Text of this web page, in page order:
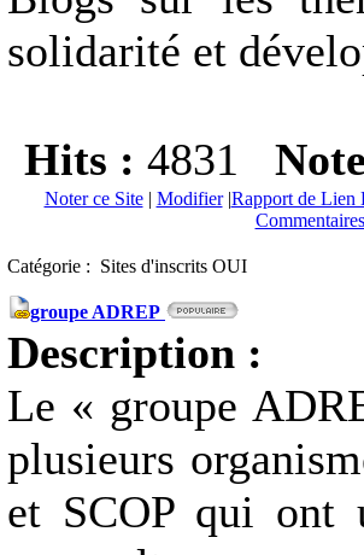
solidarité et
Hits : 4831
Noter ce Site| Modifier|Rapport de Lien
Catégorie : Sites d'inscrits OUI
groupe ADREP
Description :
Le « groupe
plusieurs
et SCOP qui ont